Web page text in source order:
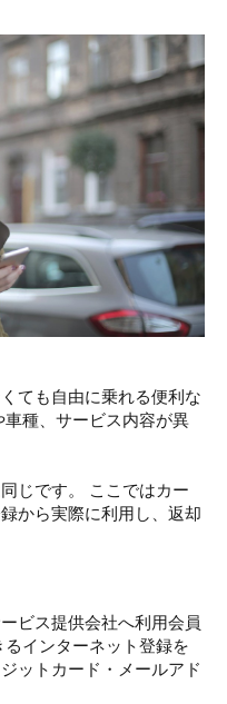
ても自由に乗れる便利な
種、サービス内容が異
じです。 ここではカー
から実際に利用し、返却
ビス提供会社へ利用会員
インターネット登録を
ットカード・メールアド